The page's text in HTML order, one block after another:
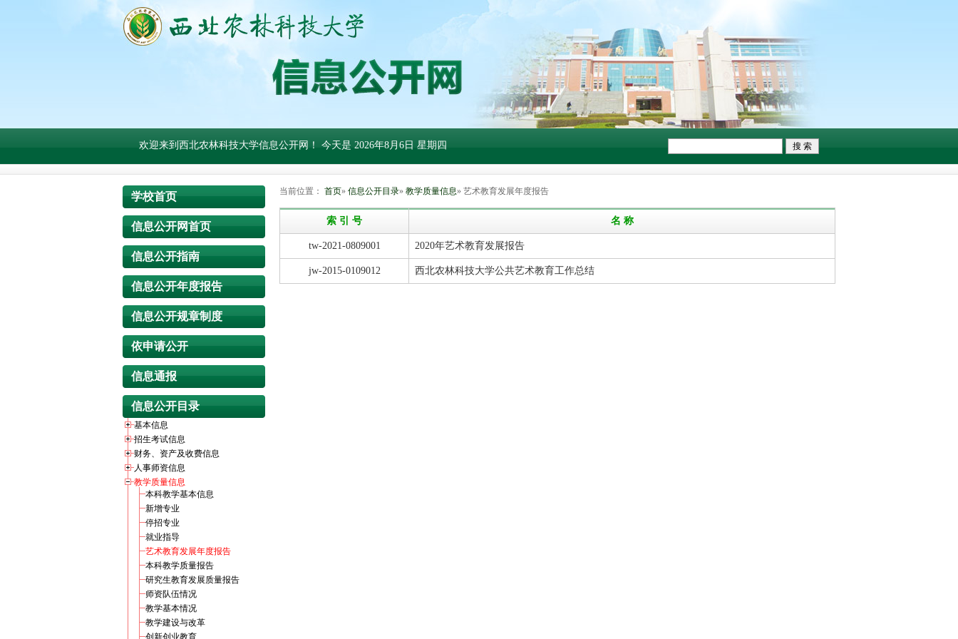
欢迎来到西北农林科技大学信息公开网！ 今天是 2026年8月6日 星期四
学校首页
信息公开网首页
信息公开指南
信息公开年度报告
信息公开规章制度
依申请公开
信息通报
信息公开目录
基本信息
招生考试信息
财务、资产及收费信息
人事师资信息
教学质量信息
本科教学基本信息
新增专业
停招专业
就业指导
艺术教育发展年度报告
本科教学质量报告
研究生教育发展质量报告
师资队伍情况
教学基本情况
教学建设与改革
创新创业教育
当前位置： 首页» 信息公开目录» 教学质量信息» 艺术教育发展年度报告
索 引 号 名 称
tw-2021-0809001 2020年艺术教育发展报告
jw-2015-0109012 西北农林科技大学公共艺术教育工作总结